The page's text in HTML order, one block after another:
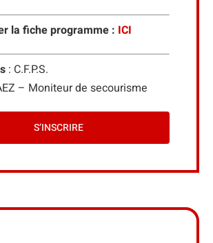
la fiche programme : ICI
: C.F.P.S.
– Moniteur de secourisme
S’INSCRIRE